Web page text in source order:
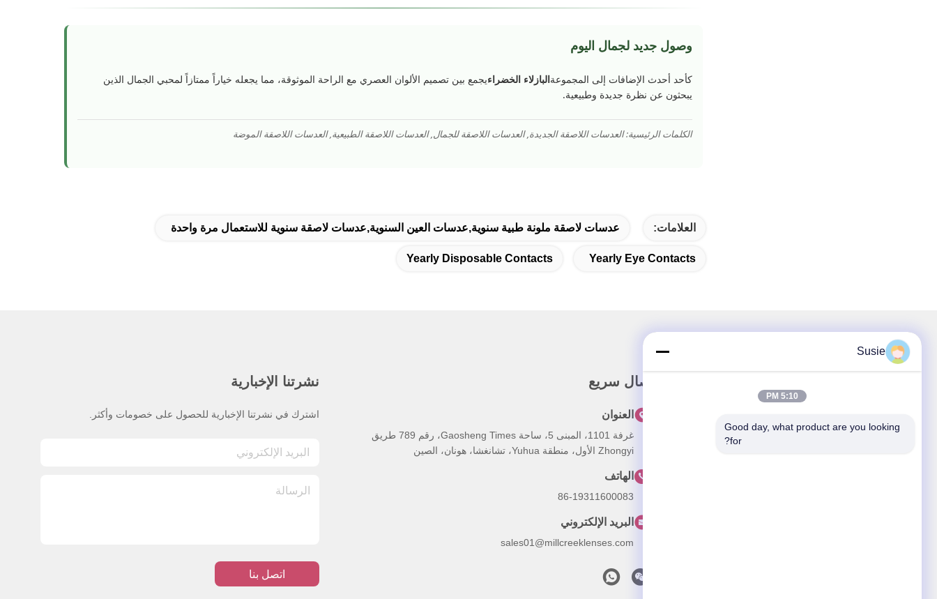
وصول جديد لجمال اليوم
كأحد أحدث الإضافات إلى المجموعةالبازلاء الخضراءيجمع بين تصميم الألوان العصري مع الراحة الموثوقة، مما يجعله خياراً ممتازاً لمحبي الجمال الذين
يبحثون عن نظرة جديدة وطبيعية.
الكلمات الرئيسية: العدسات اللاصقة الجديدة, العدسات اللاصقة للجمال, العدسات اللاصقة الطبيعية, العدسات اللاصقة الموضة
العلامات: عدسات لاصقة ملونة طبية سنوية,عدسات العين السنوية,عدسات لاصقة سنوية للاستعمال مرة واحدة
Yearly Eye Contacts
Yearly Disposable Contacts
اتصال سريع
العنوان
غرفة 1101، المبنى 5، ساحة Gaosheng Times، رقم 789 طريق
Zhongyi الأول، منطقة Yuhua، تشانغشا، هونان، الصين
الهاتف
86-19311600083
البريد الإلكتروني
sales01@millcreeklenses.com
نشرتنا الإخبارية
اشترك في نشرتنا الإخبارية للحصول على خصومات وأكثر.
اتصل بنا
Susie
5:10 PM
Good day, what product are you looking
for?